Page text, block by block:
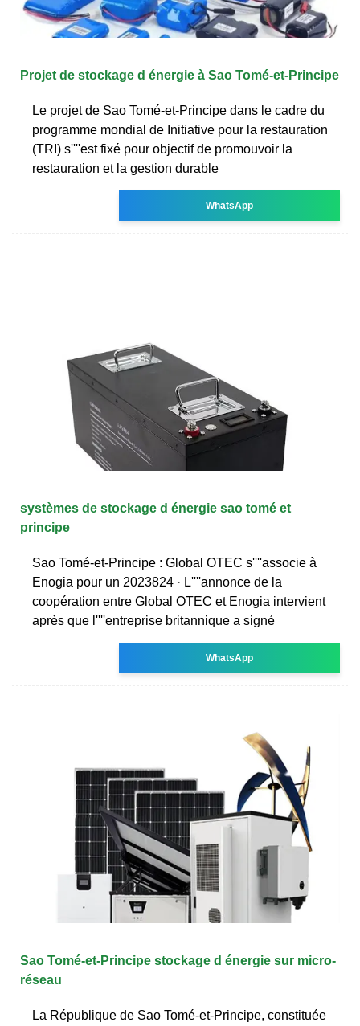
Projet de stockage d énergie à Sao Tomé-et-Principe
Le projet de Sao Tomé-et-Principe dans le cadre du
programme mondial de Initiative pour la restauration
(TRI) s''''est fixé pour objectif de promouvoir la
restauration et la gestion durable
WhatsApp
systèmes de stockage d énergie sao tomé et
principe
Sao Tomé-et-Principe : Global OTEC s''''associe à
Enogia pour un 2023824 · L''''annonce de la
coopération entre Global OTEC et Enogia intervient
après que l''''entreprise britannique a signé
WhatsApp
Sao Tomé-et-Principe stockage d énergie sur micro-
réseau
La République de Sao Tomé-et-Principe, constituée